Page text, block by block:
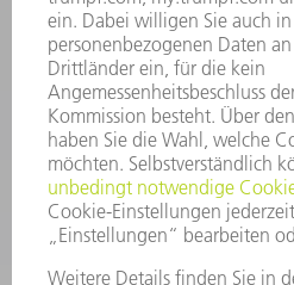
After
Mo - Do: 08:00 -
Fr: 08:00 -